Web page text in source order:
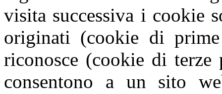
visita successiva i cookie
originati (cookie di
riconosce (cookie di
consentono a un sito